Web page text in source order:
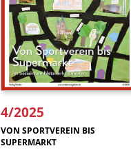
4/2025
:
VON SPORTVEREIN BIS
SUPERMARKT